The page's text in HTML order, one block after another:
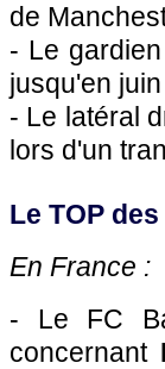
de
- Le
jusqu'en
- Le latéral
lors d'un
Le TOP
En France :
- Le FC
concernant